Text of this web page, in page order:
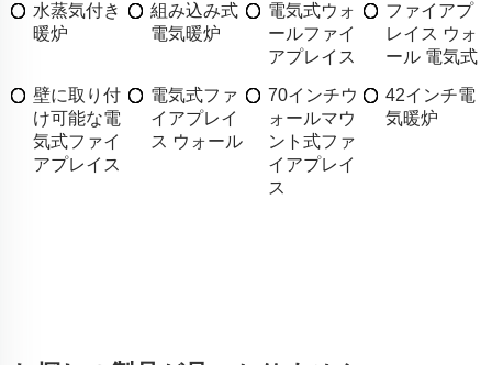
水蒸気付き
暖炉
組み込み式
電気暖炉
電気式ウォ
ールファイ
アプレイス
ファイアプ
レイス ウォ
ール 電気式
壁に取り付
け可能な電
気式ファイ
アプレイス
電気式ファ
イアプレイ
ス ウォール
70インチウ
ォールマウ
ント式ファ
イアプレイ
ス
42インチ電
気暖炉